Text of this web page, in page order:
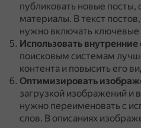
публиковать новые посты,
материалы. В текст
нужно включать ключевые
Использовать внутренние
поисковым системам
контента и повысить его
Оптимизировать
загрузкой изображений и
нужно переименовать с
слов. В описаниях